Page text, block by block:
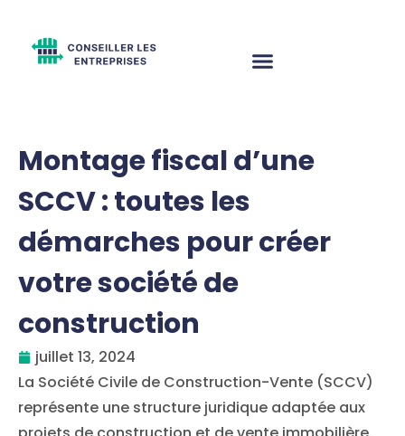
Montage fiscal d’une
SCCV : toutes les
démarches pour créer
votre société de
construction
juillet 13, 2024
La Société Civile de Construction-Vente (SCCV)
représente une structure juridique adaptée aux